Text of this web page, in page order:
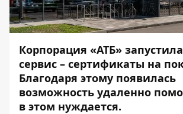
Корпорация «АТБ»
сервис – сертификаты на
Благодаря этому появилась
возможность удаленно
в этом нуждается.